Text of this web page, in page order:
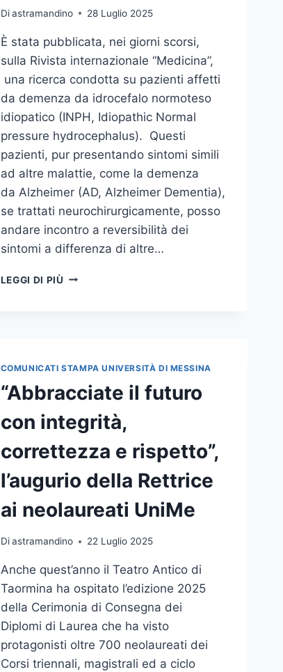
Di astramandino 28 Luglio 2025
È stata pubblicata, nei giorni scorsi,
sulla Rivista internazionale “Medicina”,
una ricerca condotta su pazienti affetti
da demenza da idrocefalo normoteso
idiopatico (INPH, Idiopathic Normal
pressure hydrocephalus). Questi
pazienti, pur presentando sintomi simili
ad altre malattie, come la demenza
da Alzheimer (AD, Alzheimer Dementia),
se trattati neurochirurgicamente, posso
andare incontro a reversibilità dei
sintomi a differenza di altre…
LEGGI DI PIÙ L’IMPORTANZA
REVERSIBILI, PUBBLICATO
RIVISTA
UNO
STUDIO
CONDOTTO
DA
UNIME
COMUNICATI STAMPA UNIVERSITÀ DI MESSINA
“Abbracciate il futuro
con integrità,
correttezza e rispetto”,
l’augurio della Rettrice
ai neolaureati UniMe
Di astramandino 22 Luglio 2025
Anche quest’anno il Teatro Antico di
Taormina ha ospitato l’edizione 2025
della Cerimonia di Consegna dei
Diplomi di Laurea che ha visto
protagonisti oltre 700 neolaureati dei
Corsi triennali, magistrali ed a ciclo